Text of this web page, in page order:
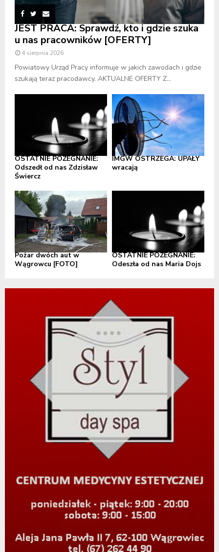
JEST PRACA: Sprawdź, kto i gdzie szuka
u nas pracowników [OFERTY]
4 sierpnia 2026
Powiatowy Urząd Pracy informuje w jakich zawodach i gdzie
szukają teraz pracodawcy. AKTUALNE OFERTY Z...
OSTATNIE POŻEGNANIE:
Odszedł od nas Zdzisław
Świercz
IMGW OSTRZEGA: UPAŁY
wracają
Pożar dwóch aut w
Wągrowcu [FOTO]
OSTATNIE POŻEGNANIE:
Odeszła od nas Maria Dojs